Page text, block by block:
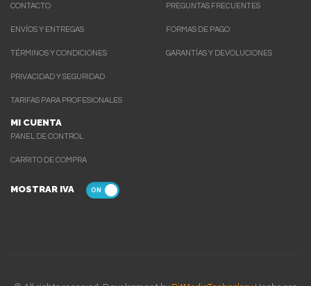
CONTACTO
ENVÍOS Y ENTREGAS
TÉRMINOS Y CONDICIONES
PRIVACIDAD Y SEGURIDAD
TARIFAS PARA PROFESIONALES
MI CUENTA
PANEL DE CONTROL
CARRITO DE COMPRA
PREGUNTAS FRECUENTES
FORMAS DE PAGO
GARANTÍAS Y DEVOLUCIONES
MOSTRAR IVA